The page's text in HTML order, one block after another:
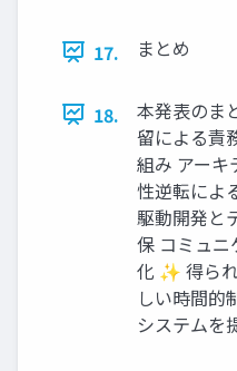
17. まとめ
18.
本発表のま
留による責
組み アーキ
性逆転によ
駆動開発と
保 コミュ
化 ✨ 得ら
しい時間的
システムを